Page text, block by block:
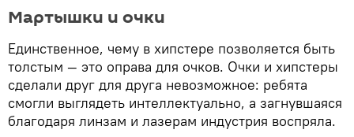
Мартышки и очки
Единственное, чему в хипстере позволяется быть
толстым — это оправа для очков. Очки и хипстеры
сделали друг для друга невозможное: ребята
смогли выглядеть интеллектуально, а загнувшаяся
благодаря линзам и лазерам индустрия воспряла.